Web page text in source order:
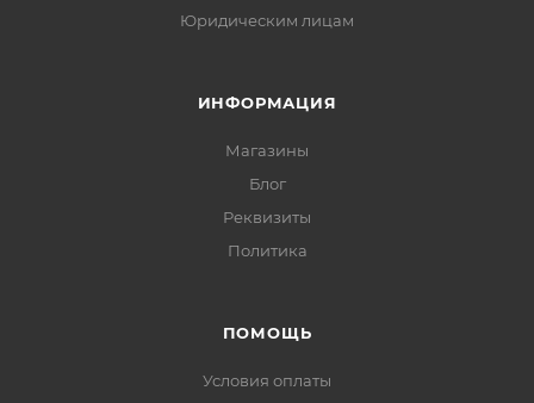
Юридическим лицам
ИНФОРМАЦИЯ
Магазины
Блог
Реквизиты
Политика
ПОМОЩЬ
Условия оплаты